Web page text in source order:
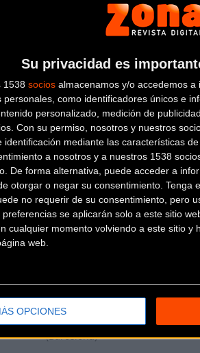
Su privacidad es
1538 socios almacenamos y/o accedemos a
personales, como identificadores únicos e
personalizado, medición de
Con su permiso, nosotros y nuestros
identificación mediante las características
a nosotros y a nuestros 1538
De forma alternativa, puede acceder a
otorgar o negar su consentimiento. Tenga
no requerir de su consentimiento, pero
se aplicarán solo a este sitio
cualquier momento volviendo a este sitio y
web.
OPCIONES
BIKESPORTS
VICENS DELS HORTS (Barcelona)
LA BOSCH E-BIKES
GRANOLLERS
LEON CYCLE
Av. Eduard Maristany 341
(Barcelona)